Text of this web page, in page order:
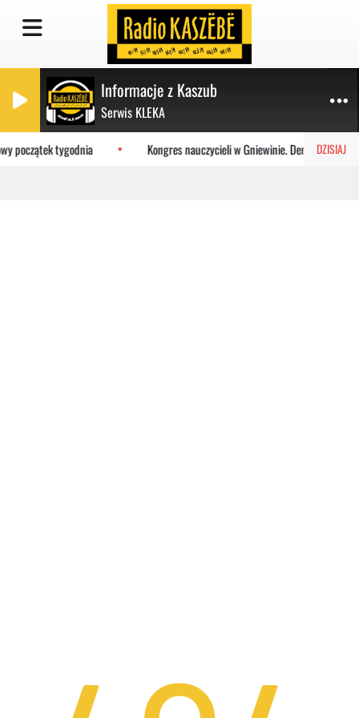
Informacje z Kaszub
Serwis KLEKA
DZISIAJ
początek tygodnia Kongres nauczycieli w Gniewinie. Demokracja i